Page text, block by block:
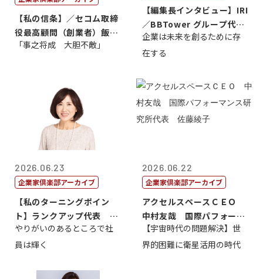
【私の信条】／セコム取締
役最高顧問（創業者）飯田
亮
「事之将成 大胆不敵」
【編集長インタビュー】IRI
／BBTower グループ代表
藤...
企業は未来を創るために存
在する
2026.06.23
企業家倶楽部アーカイブ
【私のターニングポイン
ト】ランクアップ代表 岩
崎裕美子
やりがいのあるところで社
員は輝く
2026.06.22
企業家倶楽部アーカイブ
アクセルスペースＣＥＯ
中村友哉 国際パフォーマ
ンス研究所代...
【宇宙時代の問題解決】世
界的困難に衛星活用の時代